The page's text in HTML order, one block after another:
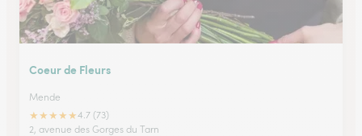
Coeur de Fleurs
Mende
★★★★★4.7 (73)
2, avenue des Gorges du Tarn